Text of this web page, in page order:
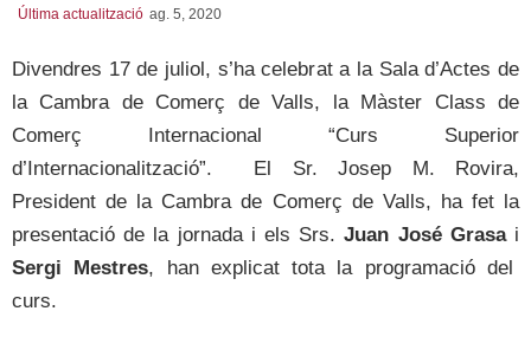
Última actualització ag. 5, 2020
Divendres 17 de juliol, s’ha celebrat a la Sala d’Actes de
la Cambra de Comerç de Valls, la Màster Class de
Comerç Internacional “Curs Superior
d’Internacionalització”. El Sr. Josep M. Rovira,
President de la Cambra de Comerç de Valls, ha fet la
presentació de la jornada i els Srs. Juan José Grasai
Sergi Mestres, han explicat tota la programació del
curs.